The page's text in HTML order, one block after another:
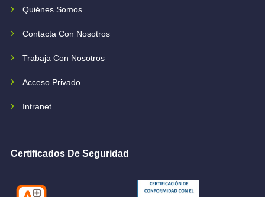
Quiénes Somos
Contacta Con Nosotros
Trabaja Con Nosotros
Acceso Privado
Intranet
Certificados De Seguridad